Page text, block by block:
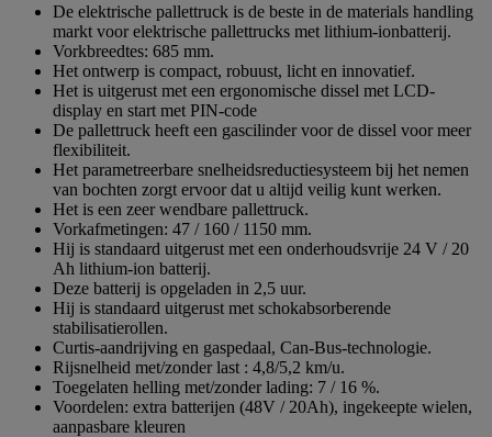
De elektrische pallettruck is de beste in de materials handling
markt voor elektrische pallettrucks met lithium-ionbatterij.
Vorkbreedtes: 685 mm.
Het ontwerp is compact, robuust, licht en innovatief.
Het is uitgerust met een ergonomische dissel met LCD-
display en start met PIN-code
De pallettruck heeft een gascilinder voor de dissel voor meer
flexibiliteit.
Het parametreerbare snelheidsreductiesysteem bij het nemen
van bochten zorgt ervoor dat u altijd veilig kunt werken.
Het is een zeer wendbare pallettruck.
Vorkafmetingen: 47 / 160 / 1150 mm.
Hij is standaard uitgerust met een onderhoudsvrije 24 V / 20
Ah lithium-ion batterij.
Deze batterij is opgeladen in 2,5 uur.
Hij is standaard uitgerust met schokabsorberende
stabilisatierollen.
Curtis-aandrijving en gaspedaal, Can-Bus-technologie.
Rijsnelheid met/zonder last : 4,8/5,2 km/u.
Toegelaten helling met/zonder lading: 7 / 16 %.
Voordelen: extra batterijen (48V / 20Ah), ingekeepte wielen,
aanpasbare kleuren